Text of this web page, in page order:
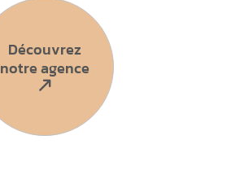
Découvrez
notre agence